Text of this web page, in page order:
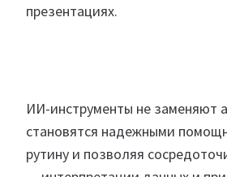
презентациях.
ИИ-инструменты не заменяют
становятся надежными
рутину и позволяя